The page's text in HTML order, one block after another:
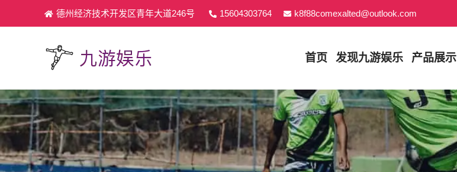
德州经济技术开发区青年大道246号 15604303764 k8f88comexalted@outlook.com
首页 发现九游娱乐 产品展示